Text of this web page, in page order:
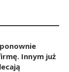
Innym już